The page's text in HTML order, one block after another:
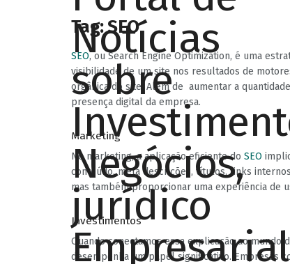
Tag:SEO
SEO, ou Search Engine Optimization, é uma
visibilidade de um site nos resultados de
orgânica do site. Além de aumentar a
presença digital da empresa.
Marketing
No marketing, a aplicação eficiente do SEO
conteúdo, meta descrições, títulos, links
mas também proporcionar uma experiência de
Investimentos
Quando conectamos essa explicação ao
desempenha um papel significativo. Empresas